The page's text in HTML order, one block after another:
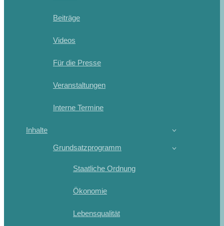
Beiträge
Videos
Für die Presse
Veranstaltungen
Interne Termine
Inhalte
Grundsatzprogramm
Staatliche Ordnung
Ökonomie
Lebensqualität